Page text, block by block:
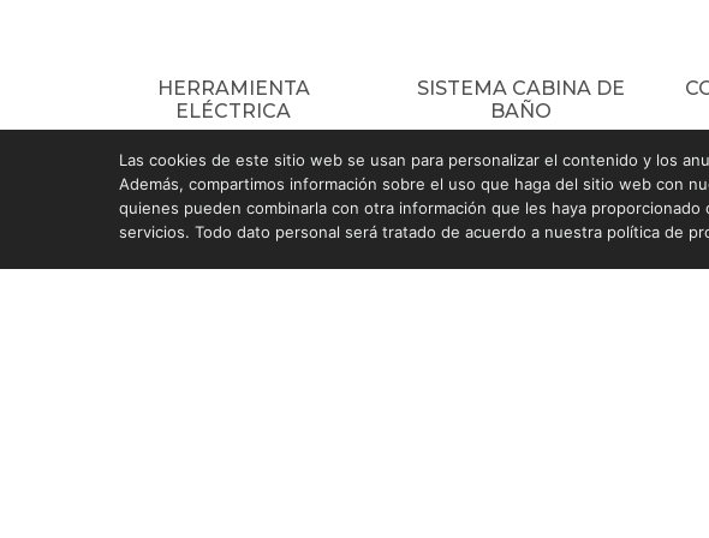
HERRAMIENTA
ELÉCTRICA
SISTEMA CABINA DE
BAÑO
Las cookies de este sitio web se usan para personalizar el contenido y los
Además, compartimos información sobre el uso que haga del sitio web con
quienes pueden combinarla con otra información que les haya
servicios. Todo dato personal será tratado de acuerdo a nuestra política de